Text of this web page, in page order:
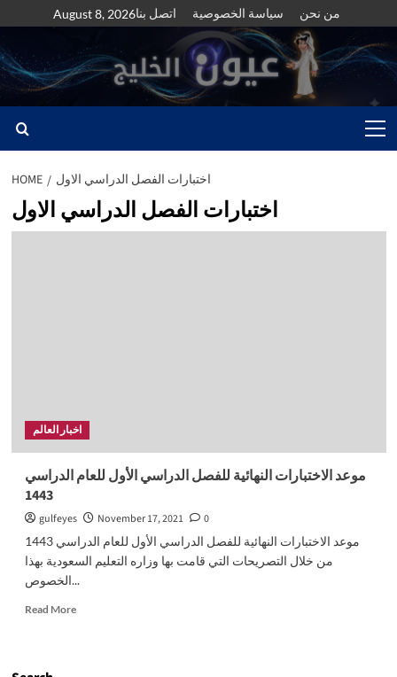
to
content
August 8, 2026اتصل بنا سياسة الخصوصية من نحن
Menu
HOME اختبارات الفصل الدراسي الاول
اختبارات الفصل الدراسي الاول
اخبار العالم
موعد الاختبارات النهائية للفصل الدراسي الأول للعام الدراسي
1443
gulfeyes November 17, 2021
0
موعد الاختبارات النهائية للفصل الدراسي الأول للعام الدراسي 1443
من خلال التصريحات التي قامت بها وزاره التعليم السعودية بهذا
الخصوص...
Read MoreRead